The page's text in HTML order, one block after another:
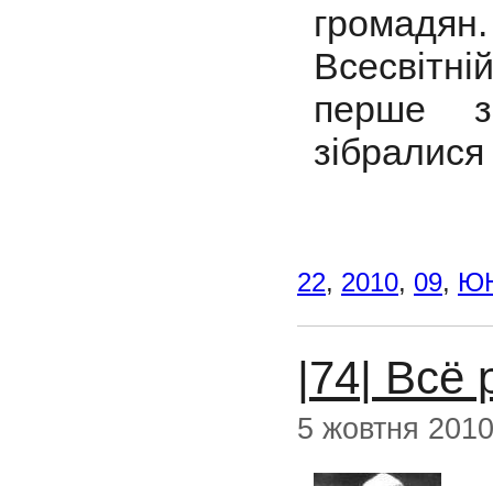
перше
22, 2010, 09,
|74| Всё
5 жовтня 2010